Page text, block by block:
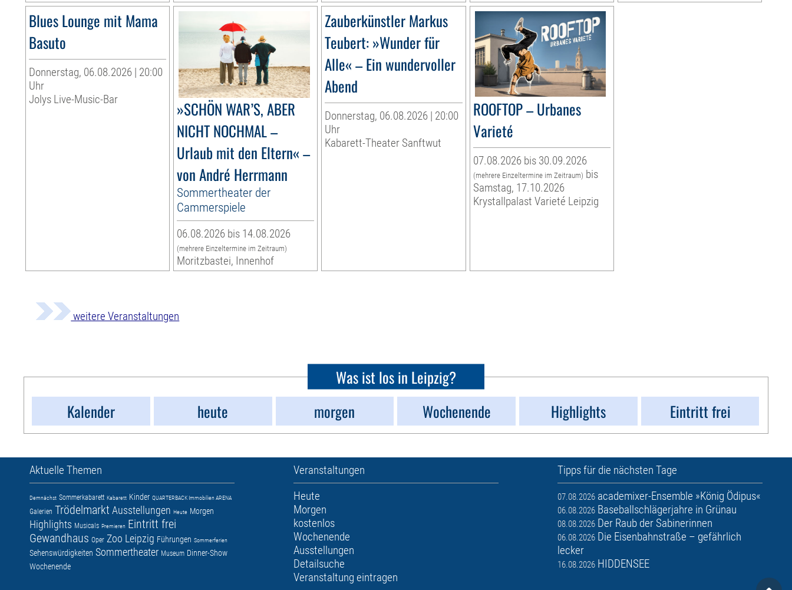
Blues Lounge mit Mama
Basuto
Donnerstag, 06.08.2026 | 20:00
Uhr
Jolys Live-Music-Bar
»SCHÖN WAR’S, ABER
NICHT NOCHMAL –
Urlaub mit den Eltern« –
von André Herrmann
Sommertheater der
Cammerspiele
06.08.2026 bis 14.08.2026
(mehrere Einzeltermine im Zeitraum)
Moritzbastei, Innenhof
Zauberkünstler Markus
Teubert: »Wunder für
Alle« – Ein wundervoller
Abend
Donnerstag, 06.08.2026 | 20:00
Uhr
Kabarett-Theater Sanftwut
ROOFTOP – Urbanes
Varieté
07.08.2026 bis 30.09.2026
(mehrere Einzeltermine im Zeitraum) bis
Samstag, 17.10.2026
Krystallpalast Varieté Leipzig
weitere Veranstaltungen
Was ist los in Leipzig?
Kalender
heute morgen Wochenende Highlights Eintritt frei
Aktuelle Themen
Demnächst Sommerkabarett Kabarett Kinder QUARTERBACK Immobilien ARENA
Galerien Trödelmarkt Ausstellungen Heute Morgen
Highlights Musicals Premieren Eintritt frei
Gewandhaus Oper Zoo Leipzig Führungen Sommerferien
Sehenswürdigkeiten Sommertheater Museum Dinner-Show
Wochenende
Veranstaltungen
Heute
Morgen
kostenlos
Wochenende
Ausstellungen
Detailsuche
Veranstaltung eintragen
Tipps für die nächsten Tage
07.08.2026 academixer-Ensemble »König Ödipus«
06.08.2026 Baseballschlägerjahre in Grünau
08.08.2026 Der Raub der Sabinerinnen
06.08.2026 Die Eisenbahnstraße – gefährlich
lecker
16.08.2026 HIDDENSEE